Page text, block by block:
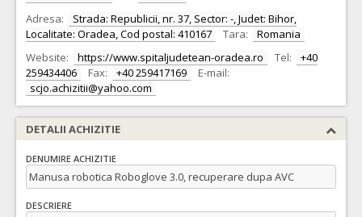
Adresa:
Strada: Republicii, nr. 37, Sector: -, Judet: Bihor,
Localitate: Oradea, Cod postal: 410167
Tara:
Romania
Website:
https://www.spitaljudetean-oradea.ro Tel:
+40
259434406
Fax: +40 259417169
E-mail:
scjo.achizitii@yahoo.com
DETALII ACHIZITIE
DENUMIRE ACHIZITIE
Manusa robotica Roboglove 3.0, recuperare dupa AVC
DESCRIERE